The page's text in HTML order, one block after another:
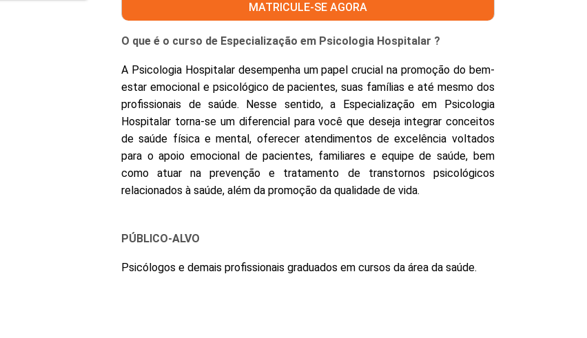
MATRICULE-SE AGORA
O que é o curso de Especialização em Psicologia Hospitalar ?
A Psicologia Hospitalar desempenha um papel crucial na promoção do bem-
estar emocional e psicológico de pacientes, suas famílias e até mesmo dos
profissionais de saúde. Nesse sentido, a Especialização em Psicologia
Hospitalar torna-se um diferencial para você que deseja integrar conceitos
de saúde física e mental, oferecer atendimentos de excelência voltados
para o apoio emocional de pacientes, familiares e equipe de saúde, bem
como atuar na prevenção e tratamento de transtornos psicológicos
relacionados à saúde, além da promoção da qualidade de vida.
PÚBLICO-ALVO
Psicólogos e demais profissionais graduados em cursos da área da saúde.